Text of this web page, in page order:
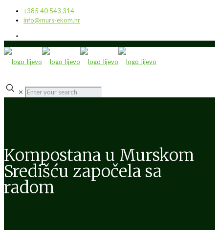
+385 40 543 314
info@murs-ekom.hr
✕
Kompostana u Murskom
Središću započela sa
radom